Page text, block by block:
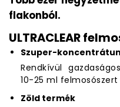
flakonból.
ULTRACLEAR
Szuper-
Rendkívül
10-25 ml
Zöld termék